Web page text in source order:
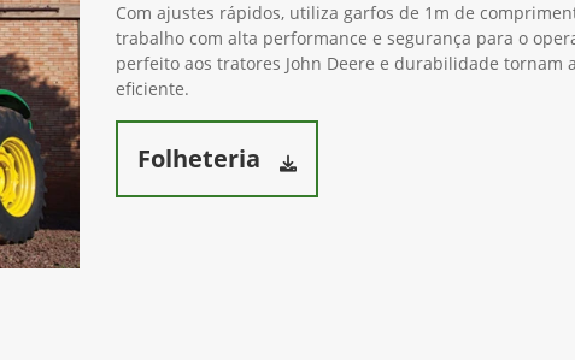
Com ajustes rápidos, utiliza garfos de 1m de
trabalho com alta performance e segurança para o
perfeito aos tratores John Deere e durabilidade tornam
eficiente.
Folheteria